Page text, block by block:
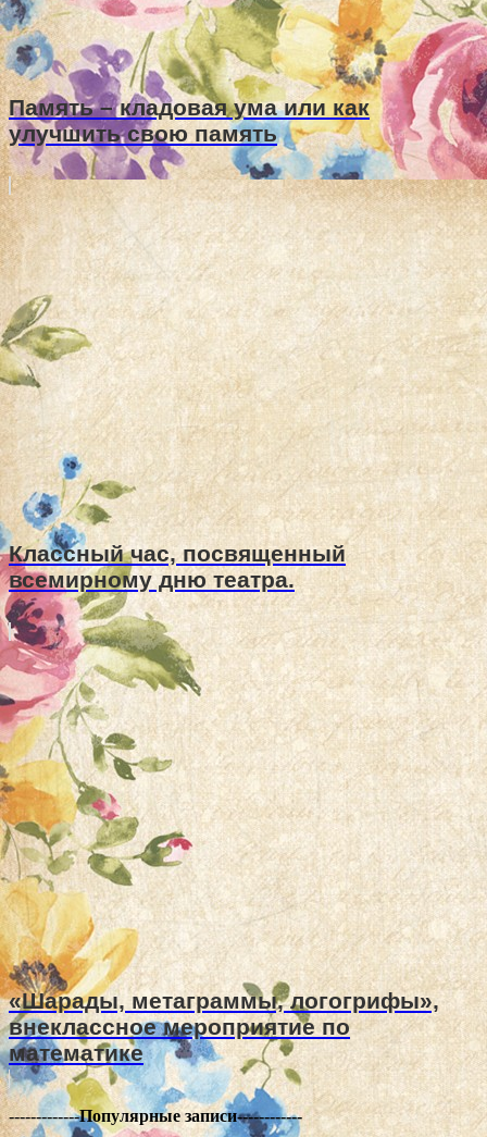
Память – кладовая ума или как
улучшить свою память
Классный час, посвященный
всемирному дню театра.
«Шарады, метаграммы, логогрифы»,
внеклассное мероприятие по
математике
-------------Популярные записи------------